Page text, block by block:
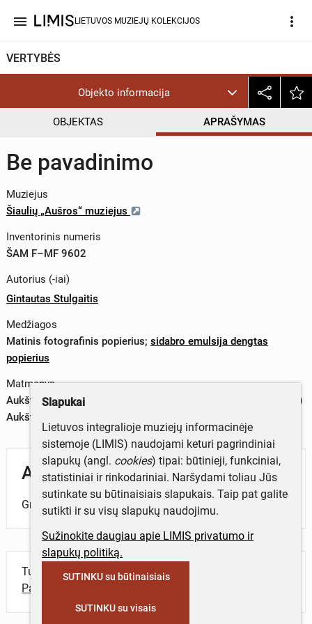
menu LIETUVOS MUZIEJŲ KOLEKCIJOS more_vert
VERTYBĖS
Objekto informacija
OBJEKTAS APRAŠYMAS
Be pavadinimo
Muziejus
Šiaulių „Aušros“ muziejus
Inventorinis numeris
ŠAM F–MF 9602
Autorius (-iai)
Gintautas Stulgaitis
Medžiagos
Matinis fotografinis popierius; sidabro emulsija dengtas
popierius
Matmenys
Aukštis x plotis (baltas apvadas) – 9,5 x 13,9 cm (2019-03-04)
Aukštis x plotis (vaizdas) – 8,9 x 13,3 cm (2019-03-04)
Aprašymas
Grupinė jaunų žmonių fotografija.
Turite daugiau informacijos apie objektą?
Parašykite mums!
Slapukai
Lietuvos integralioje muziejų informacinėje
sistemoje (LIMIS) naudojami keturi pagrindiniai
slapukų (angl. cookies) tipai: būtinieji, funkciniai,
statistiniai ir rinkodariniai. Naršydami toliau Jūs
sutinkate su būtinaisiais slapukais. Taip pat galite
sutikti ir su visų slapukų naudojimu.
Sužinokite daugiau apie LIMIS privatumo ir
slapukų politiką.
SUTINKU su būtinaisiais
SUTINKU su visais